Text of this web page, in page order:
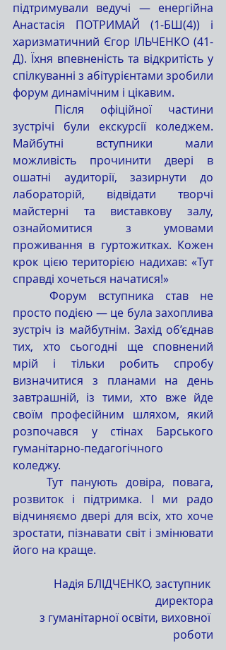
підтримували ведучі — енергійна
Анастасія ПОТРИМАЙ (1-БШ(4)) і
харизматичний Єгор ІЛЬЧЕНКО (41-
Д). Їхня впевненість та відкритість у
спілкуванні з абітурієнтами зробили
форум динамічним і цікавим.
зустрічі були екскурсії коледжем.
Майбутні вступники мали
можливість прочинити двері в
ошатні аудиторії, зазирнути до
лабораторій, відвідати творчі
майстерні та виставкову залу,
ознайомитися з умовами
проживання в гуртожитках. Кожен
крок цією територією надихав: «Тут
справді хочеться начатися!»
просто подією — це була захоплива
зустріч із майбутнім. Захід об’єднав
тих, хто сьогодні ще сповнений
мрій і тільки робить спробу
визначитися з планами на день
завтрашній, із тими, хто вже йде
своїм професійним шляхом, який
розпочався у стінах Барського
гуманітарно-педагогічного
коледжу.
розвиток і підтримка. І ми радо
відчиняємо двері для всіх, хто хоче
зростати, пізнавати світ і змінювати
його на краще.
Надія БЛІДЧЕНКО, заступник
директора
з гуманітарної освіти, виховної
роботи